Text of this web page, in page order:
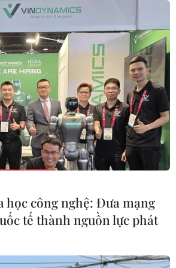
thủ đô
chết và 13
công quân đội
binh sỹ thương
Ít nhất 300
300 ngày
học công nghệ: Đưa mạng
tế thành nguồn lực phát